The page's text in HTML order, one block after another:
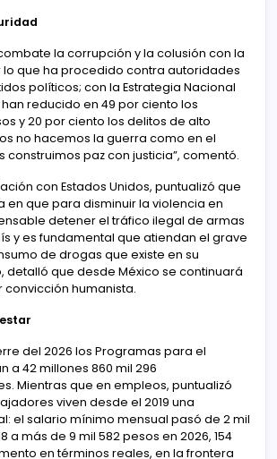
la corrupción y la colusión con la
que ha procedido contra autoridades
políticos; con la Estrategia Nacional
reducido en 49 por ciento los
y 20 por ciento los delitos de alto
no hacemos la guerra como en el
construimos paz con justicia”, comentó.
con Estados Unidos, puntualizó que
en que para disminuir la violencia en
detener el tráfico ilegal de armas
y es fundamental que atiendan el grave
de drogas que existe en su
detalló que desde México se continuará
humanista.
del 2026 los Programas para el
a 42 millones 860 mil 296
Mientras que en empleos, puntualizó
viven desde el 2019 una
el salario mínimo mensual pasó de 2 mil
a más de 9 mil 582 pesos en 2026, 154
en términos reales, en la frontera